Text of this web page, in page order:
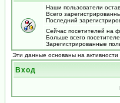
Наши пользователи
Всего
Последний
Сейчас посетителей на
Больше всего
Зарегистрированные
Эти данные основаны на активности
Вход